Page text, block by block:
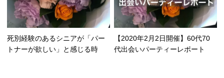
死別経験のあるシニアが「パー
トナーが欲しい」と感じる時
【2020年2月2日開催】60代70
代出会いパーティーレポート